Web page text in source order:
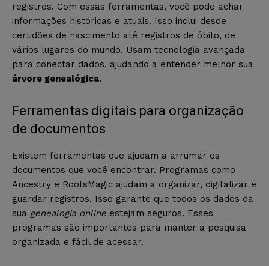
registros. Com essas ferramentas, você pode achar
informações históricas e atuais. Isso inclui desde
certidões de nascimento até registros de óbito, de
vários lugares do mundo. Usam tecnologia avançada
para conectar dados, ajudando a entender melhor sua
árvore genealógica.
Ferramentas digitais para organização
de documentos
Existem ferramentas que ajudam a arrumar os
documentos que você encontrar. Programas como
Ancestry e RootsMagic ajudam a organizar, digitalizar e
guardar registros. Isso garante que todos os dados da
sua genealogia online estejam seguros. Esses
programas são importantes para manter a pesquisa
organizada e fácil de acessar.